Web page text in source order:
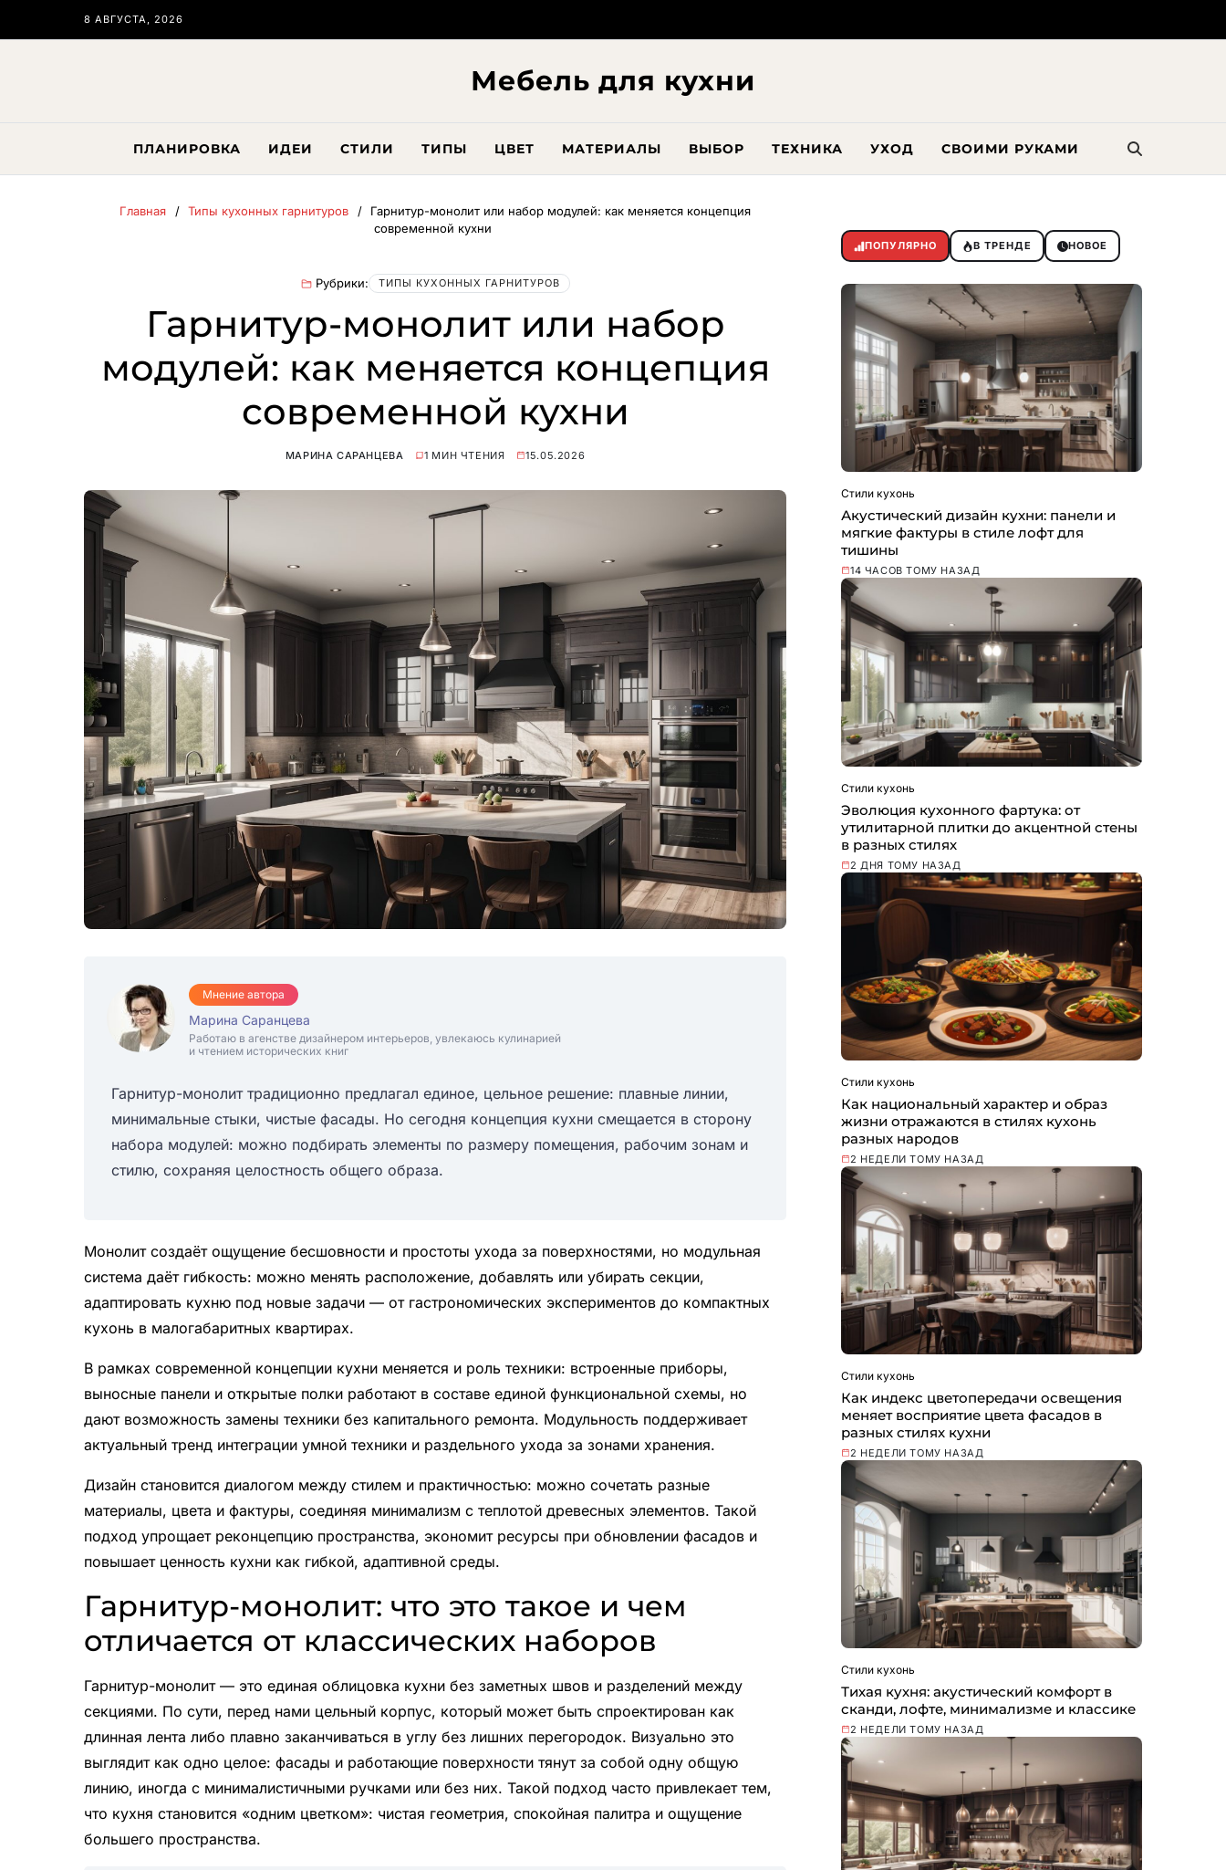
8 АВГУСТА, 2026
Мебель для кухни
ПЛАНИРОВКА ИДЕИ СТИЛИ ТИПЫ ЦВЕТ МАТЕРИАЛЫ ВЫБОР ТЕХНИКА УХОД СВОИМИ РУКАМИ
Главная Типы кухонных гарнитуров
Гарнитур-монолит или набор модулей: как меняется концепция
современной кухни
Рубрики: ТИПЫ КУХОННЫХ ГАРНИТУРОВ
Гарнитур-монолит или набор
модулей: как меняется концепция
современной кухни
МАРИНА САРАНЦЕВА 1 МИН ЧТЕНИЯ 15.05.2026
Мнение автора
Марина Саранцева
Работаю в агенстве дизайнером интерьеров, увлекаюсь кулинарией
и чтением исторических книг
Гарнитур-монолит традиционно предлагал единое, цельное решение: плавные линии,
минимальные стыки, чистые фасады. Но сегодня концепция кухни смещается в сторону
набора модулей: можно подбирать элементы по размеру помещения, рабочим зонам и
стилю, сохраняя целостность общего образа.
Монолит создаёт ощущение бесшовности и простоты ухода за поверхностями, но модульная
система даёт гибкость: можно менять расположение, добавлять или убирать секции,
адаптировать кухню под новые задачи — от гастрономических экспериментов до компактных
кухонь в малогабаритных квартирах.
В рамках современной концепции кухни меняется и роль техники: встроенные приборы,
выносные панели и открытые полки работают в составе единой функциональной схемы, но
дают возможность замены техники без капитального ремонта. Модульность поддерживает
актуальный тренд интеграции умной техники и раздельного ухода за зонами хранения.
Дизайн становится диалогом между стилем и практичностью: можно сочетать разные
материалы, цвета и фактуры, соединяя минимализм с теплотой древесных элементов. Такой
подход упрощает реконцепцию пространства, экономит ресурсы при обновлении фасадов и
повышает ценность кухни как гибкой, адаптивной среды.
Гарнитур-монолит: что это такое и чем
отличается от классических наборов
Гарнитур-монолит — это единая облицовка кухни без заметных швов и разделений между
секциями. По сути, перед нами цельный корпус, который может быть спроектирован как
длинная лента либо плавно заканчиваться в углу без лишних перегородок. Визуально это
выглядит как одно целое: фасады и работающие поверхности тянут за собой одну общую
линию, иногда с минималистичными ручками или без них. Такой подход часто привлекает тем,
что кухня становится «одним цветком»: чистая геометрия, спокойная палитра и ощущение
большего пространства.
ПОПУЛЯРНО В ТРЕНДЕ НОВОЕ
Стили кухонь
Акустический дизайн кухни: панели и
мягкие фактуры в стиле лофт для
тишины
14 ЧАСОВ ТОМУ НАЗАД
Стили кухонь
Эволюция кухонного фартука: от
утилитарной плитки до акцентной стены
в разных стилях
2 ДНЯ ТОМУ НАЗАД
Стили кухонь
Как национальный характер и образ
жизни отражаются в стилях кухонь
разных народов
2 НЕДЕЛИ ТОМУ НАЗАД
Стили кухонь
Как индекс цветопередачи освещения
меняет восприятие цвета фасадов в
разных стилях кухни
2 НЕДЕЛИ ТОМУ НАЗАД
Стили кухонь
Тихая кухня: акустический комфорт в
сканди, лофте, минимализме и классике
2 НЕДЕЛИ ТОМУ НАЗАД